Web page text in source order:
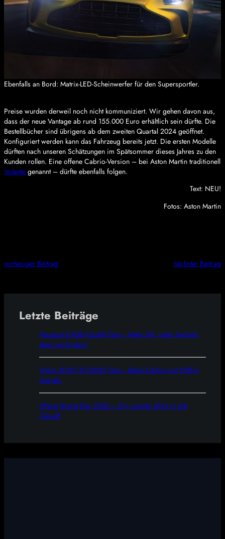
Ebenfalls an Bord: Matrix-LED-Scheinwerfer für den Supersportler.
Preise wurden derweil noch nicht kommuniziert. Wir gehen davon aus,
dass der neue Vantage ab rund 155.000 Euro erhältlich sein dürfte. Die
Bestellbücher sind übrigens ab dem zweiten Quartal 2024 geöffnet.
Konfiguriert werden kann das Fahrzeug bereits jetzt. Die ersten Modelle
dürften nach unseren Schätzungen im Spätsommer dieses Jahres zu den
Kunden rollen. Eine offene Cabrio-Version – bei Aston Martin traditionell
Volante genannt – dürfte ebenfalls folgen.
Text: NEU!
Fotos: Aston Martin
vorheriger Beitrag nächster Beitrag
Letzte Beiträge
Peugeot E-408 Facelift Test – Mehr Stil, mehr Technik,
aber reicht das?
Volvo XC90 T8 (2026) Test – Black Edition mit PHEV-
Antrieb
XPeng Brand Day 2026 – Ein smarter Blick in die
Zukunft